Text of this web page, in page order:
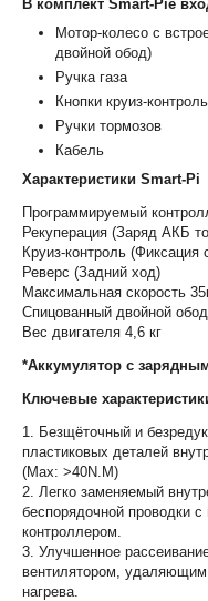
В комплект Smart-Pie
Мотор-колесо с
двойной обод)
Ручка газа
Кнопки круиз-
Ручки тормозов
Кабель
Характеристики Smart-Pi
Программируемый
Рекуперация (Заряд АКБ
Круиз-контроль (Фиксация
Реверс (Задний ход)
Максимальная скорость
Спицованный двойной
Вес двигателя 4,6 кг
*Аккумулятор с
Ключевые
1. Безщёточный и
пластиковых деталей
(Max: >40N.M)
2. Легко заменяемый
беспорядочной проводки
контроллером.
3. Улучшенное
вентилятором,